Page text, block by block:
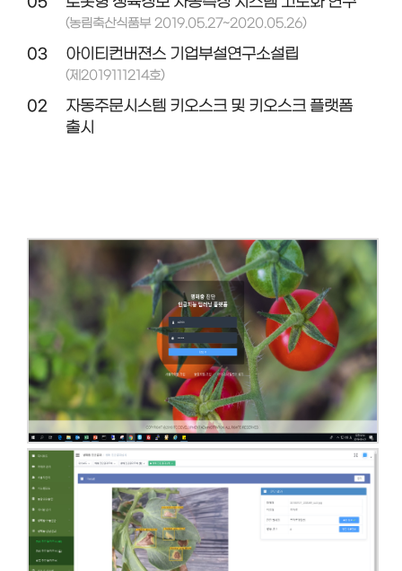
(농림축산식품부 2019.05.27~2020.05.26)
03 아이티컨버젼스 기업부설연구소설립
(제2019111214호)
02
자동주문시스템 키오스크 및 키오스크 플랫폼
출시